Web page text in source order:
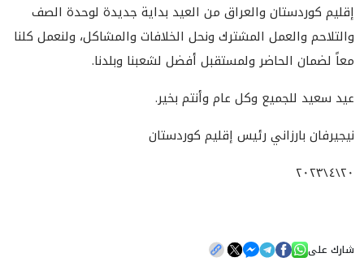
إقليم كوردستان والعراق من العيد بداية جديدة لوحدة الصف
والتلاحم والعمل المشترك ونحل الخلافات والمشاكل، ولنعمل كلنا
معاً لضمان الحاضر ولمستقبل أفضل لشعبنا وبلدنا.
عيد سعيد للجميع وكل عام وأنتم بخير.
نيجيرفان بارزاني رئيس إقليم كوردستان
٢٠\٤\٢٠٢٣
شارك على